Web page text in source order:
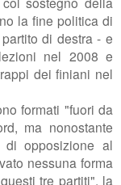
la fine politica di
di destra - e
nel 2008 e
dei finiani nel
formati "fuori da
ma nonostante
di opposizione al
nessuna forma
tre partiti", la